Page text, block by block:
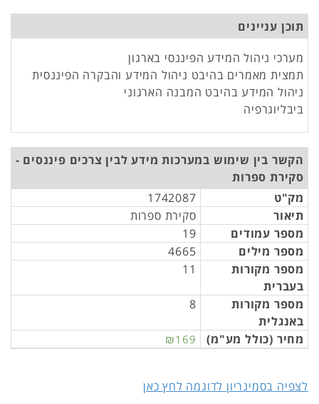
תוכן עניינים
מערכי ניהול המידע הפיננסי בארגון
תמצית מאמרים בהיבט ניהול המידע והבקרה הפיננסית
ניהול המידע בהיבט המבנה הארגוני
ביבליוגרפיה
הקשר בין שימוש במערכות מידע לבין צרכים פיננסים -
סקירת ספרות
מק"ט
1742087
תיאור
סקירת ספרות
מספר עמודים
19
מספר מילים
4665
מספר מקורות
בעברית
11
מספר מקורות
באנגלית
8
מחיר (כולל מע"מ) ₪169
לצפיה בסמינריון לדוגמה לחץ כאן